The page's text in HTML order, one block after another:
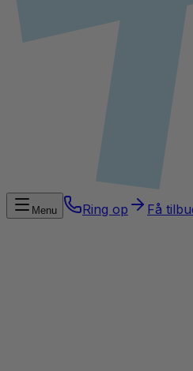
Menu Ring op Få